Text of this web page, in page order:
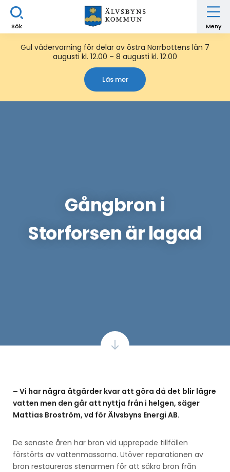
Sök Meny
Gul vädervarning för delar av östra Norrbottens län 7
augusti kl. 12.00 – 8 augusti kl. 12.00
Läs mer
Gångbron i
Storforsen är lagad
– Vi har några åtgärder kvar att göra då det blir lägre
vatten men den går att nyttja från i helgen, säger
Mattias Broström, vd för Älvsbyns Energi AB.
De senaste åren har bron vid upprepade tillfällen
förstörts av vattenmassorna. Utöver reparationen av
bron restaureras stenarmen för att säkra bron från